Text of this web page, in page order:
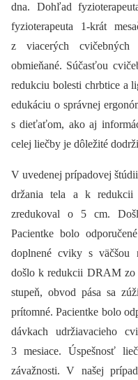
dna. Dohľad
fyzioterapeuta 1-krát
z viacerých
obmieňané. Súčasťou
redukciu bolesti chrbtice a
edukáciu o správnej
s dieťaťom, ako aj
celej liečby je dôležité
V uvedenej prípadovej
držania tela a k
zredukoval o 5 cm.
Pacientke bolo
doplnené cviky s väčšou
došlo k redukcii DRAM zo
stupeň, obvod pása sa
prítomné. Pacientke bolo
dávkach udržiavacieho
3 mesiace. Úspešnosť
závažnosti. V našej